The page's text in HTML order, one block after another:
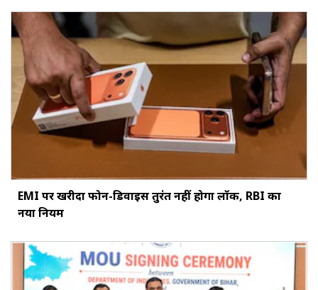
EMI पर खरीदा फोन-डिवाइस तुरंत नहीं होगा लॉक, RBI का
नया नियम